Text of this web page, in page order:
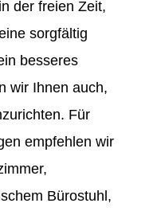
der freien Zeit,
sorgfältig
besseres
wir Ihnen auch,
Für
empfehlen wir
Bürostuhl,